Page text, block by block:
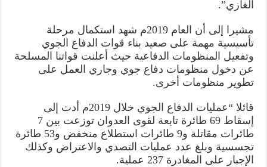
الغازي”.
مشيرا إلى أن العام 2019م شهد استكمال مرحلة
تأسيسية مهمة على صعيد بناء قوات الدفاع الجوي
وتفعيل المنظومات الدفاعية حيث أعلنت قواتنا المسلحة
عن دخول منظومات دفاع جوي وجاري العمل على
تطوير منظومات أخرى.
قائلا “عمليات الدفاع الجوي خلال 2019م أدت إلى
إسقاط 69 طائرة تابعة لقوى العدوان توزعت بين 7
طائرات مقاتلة و9 طائرات استطلاع منخفض و53 طائرة
تجسسية وبلغ عدد عمليات التصدي والاعتراض وكذلك
الإجبار على المغادرة 237 عملية.